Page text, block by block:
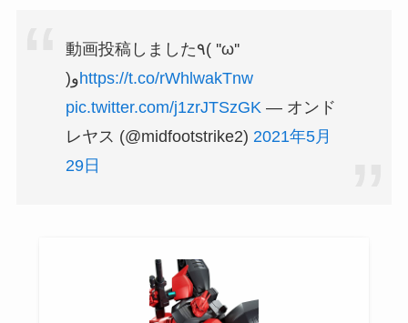
動画投稿しました٩( ''ω''
)وhttps://t.co/rWhlwakTnw
pic.twitter.com/j1zrJTSzGK — オンド
レヤス (@midfootstrike2) 2021年5月
29日